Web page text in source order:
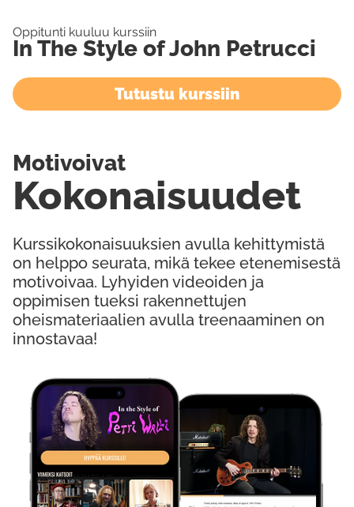
Kokeile Ilmaiseksi
Oppitunti kuuluu kurssiin
In The Style of John Petrucci
Tutustu kurssiin
Kurssikokonaisuuksien avulla kehittymistä
on helppo seurata, mikä tekee etenemisestä
motivoivaa. Lyhyiden videoiden ja
oppimisen tueksi rakennettujen
oheismateriaalien avulla treenaaminen on
innostavaa!
Kokonaisuudet
Motivoivat